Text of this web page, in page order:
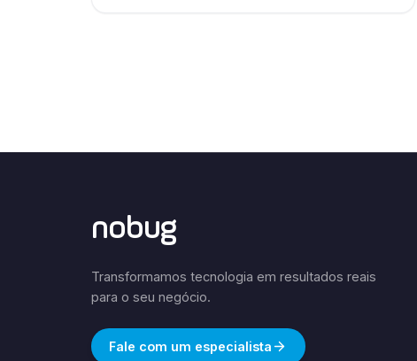
nobug
Transformamos tecnologia em resultados reais
para o seu negócio.
Fale com um especialista